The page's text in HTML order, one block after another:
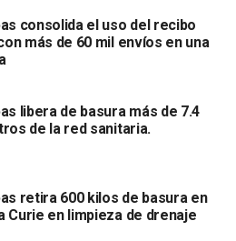
personal d el organismo
tierra y escombro, dejando la
para vecinos y transeúntes, y
consolida el uso del recibo
más de 60 mil envíos en una
libera de basura más de 7.4
de la red sanitaria.
retira 600 kilos de basura en
Curie en limpieza de drenaje